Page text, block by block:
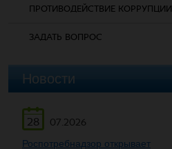
ПРОТИВОДЕЙСТВИЕ КОРРУПЦИИ
ЗАДАТЬ ВОПРОС
Новости
28
07.2026
Роспотребнадзор открывает